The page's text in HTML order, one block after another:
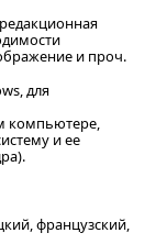
и проч.
для
компьютере,
и ее
французский,